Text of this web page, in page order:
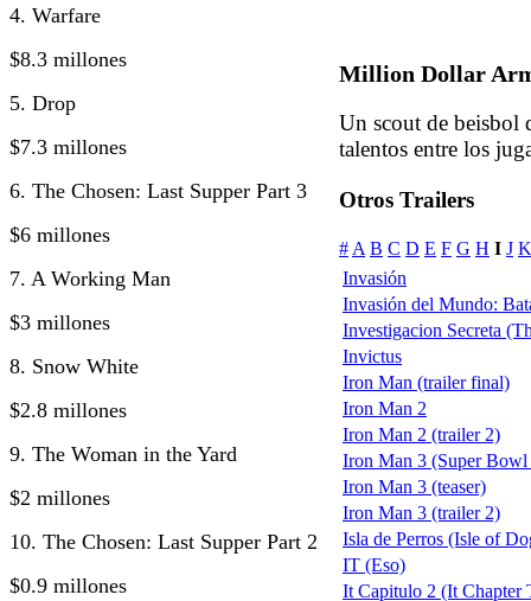
4. Warfare
$8.3 millones
5. Drop
$7.3 millones
6. The Chosen: Last Supper Part 3
$6 millones
7. A Working Man
$3 millones
8. Snow White
$2.8 millones
9. The Woman in the Yard
$2 millones
10. The Chosen: Last Supper Part 2
$0.9 millones
Million Dollar
Un scout de beisbol
talentos entre los
Otros Trailers
# A B C D E F G H I J K
Invasión
Invasión del Mundo:
Investigacion Secreta
Invictus
Iron Man (trailer final)
Iron Man 2
Iron Man 2 (trailer 2)
Iron Man 3 (Super
Iron Man 3 (teaser)
Iron Man 3 (trailer 2)
Isla de Perros (Isle of
IT (Eso)
It Capitulo 2 (It Chapter